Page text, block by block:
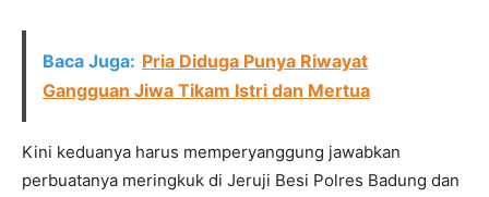
Baca Juga: Pria Diduga Punya Riwayat
Gangguan Jiwa Tikam Istri dan Mertua
Kini keduanya harus memperyanggung jawabkan
perbuatanya meringkuk di Jeruji Besi Polres Badung dan